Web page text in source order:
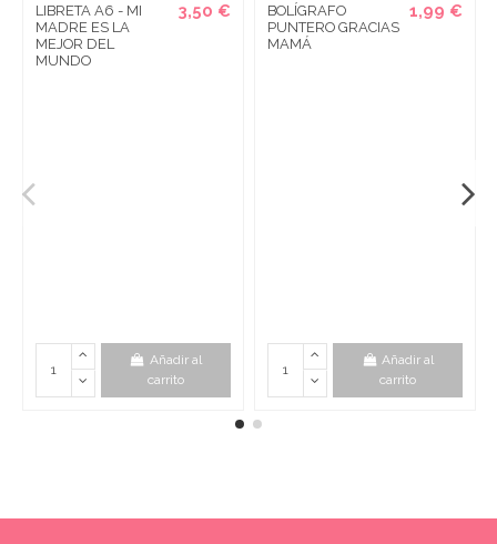
LIBRETA A6 - MI
MADRE ES LA
MEJOR DEL
MUNDO
3,50 €
Añadir al
carrito
BOLÍGRAFO
PUNTERO GRACIAS
MAMÁ
1,99 €
Añadir al
carrito